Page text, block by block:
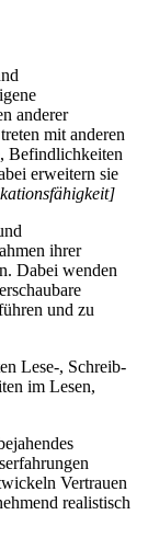
anderer
mit anderen
Befindlichkeiten
erweitern sie
ihrer
Dabei wenden
und zu
Lese-, Schreib-
im Lesen,
Vertrauen
realistisch